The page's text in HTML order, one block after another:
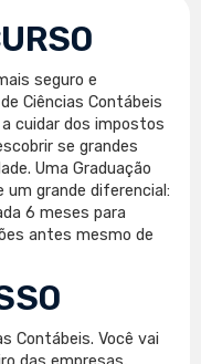
seguro e
Ciências Contábeis
cuidar dos impostos
se grandes
Uma Graduação
um grande diferencial:
6 meses para
antes mesmo de
Contábeis. Você vai